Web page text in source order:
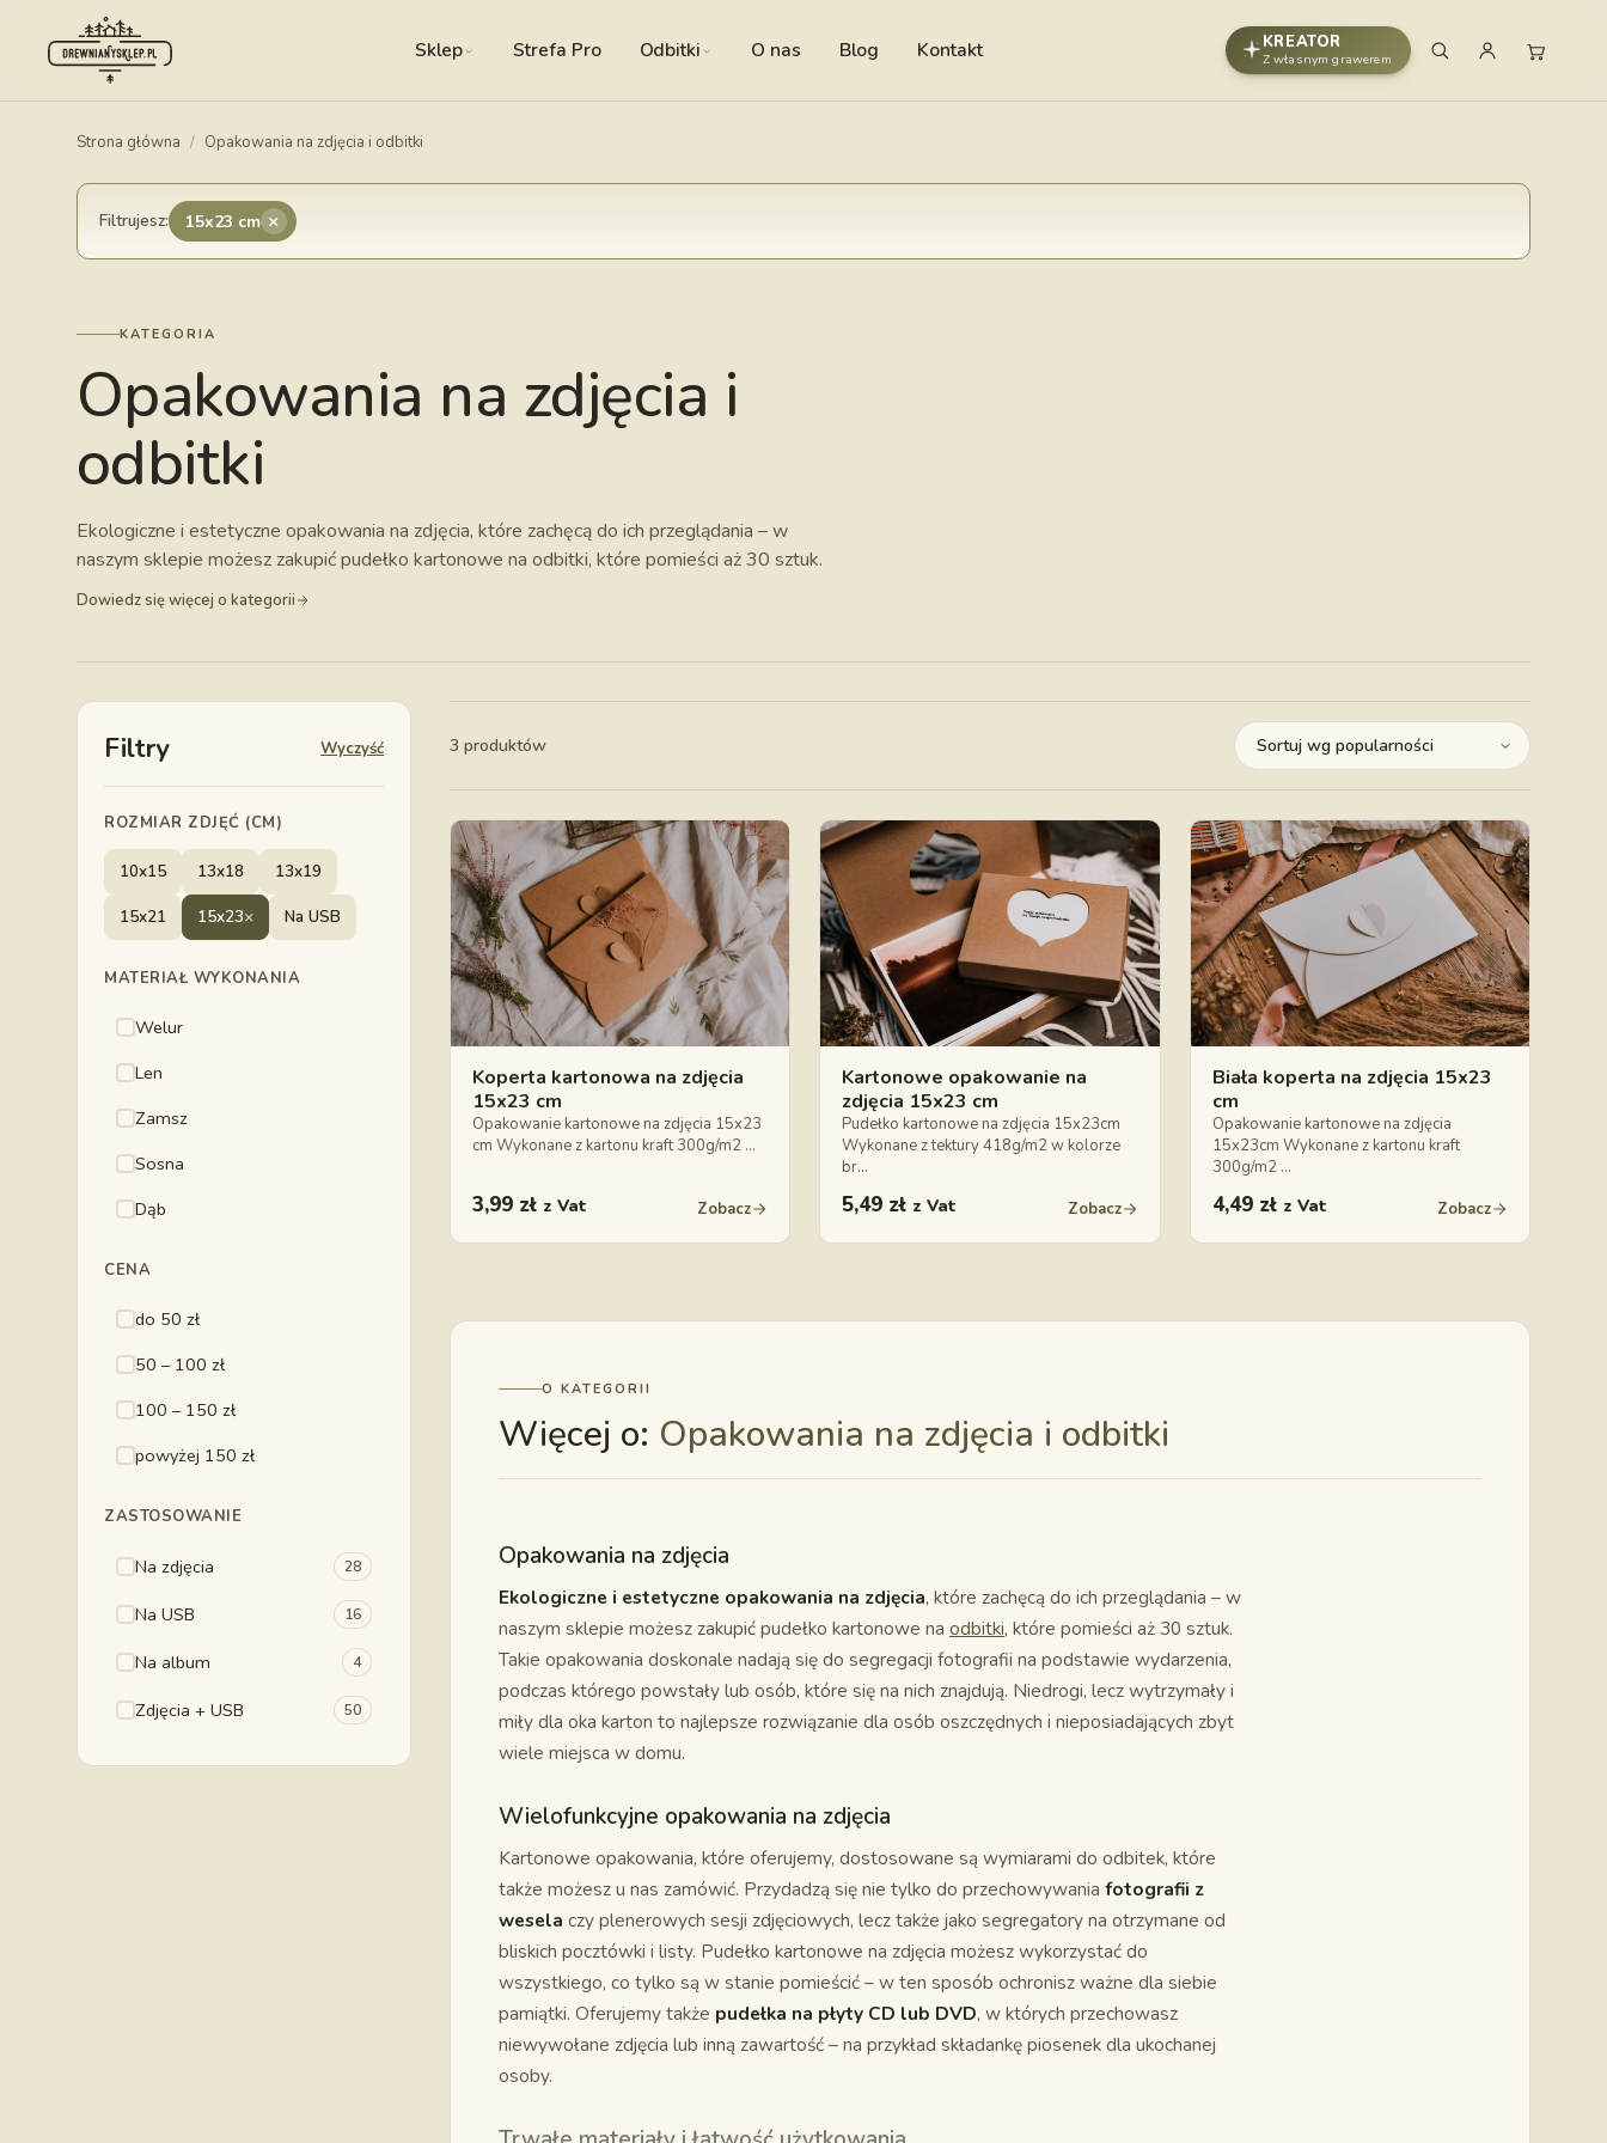
Sklep Strefa Pro Odbitki O nas Blog Kontakt KREATOR
Z własnym grawerem
Strona główna / Opakowania na zdjęcia i odbitki
Filtrujesz: 15x23 cm ×
KATEGORIA
Opakowania na zdjęcia i
odbitki
Ekologiczne i estetyczne opakowania na zdjęcia, które zachęcą do ich przeglądania – w
naszym sklepie możesz zakupić pudełko kartonowe na odbitki, które pomieści aż 30 sztuk.
Dowiedz się więcej o kategorii
Filtry Wyczyść
ROZMIAR ZDJĘĆ (CM)
10x15 13x18
13x19
15x21
15x23× Na USB
MATERIAŁ WYKONANIA
Welur
Len
Zamsz
Sosna
Dąb
CENA
do 50 zł
50 – 100 zł
100 – 150 zł
powyżej 150 zł
ZASTOSOWANIE
Na zdjęcia 28
Na USB 16
Na album 4
Zdjęcia + USB 50
3 produktów
Koperta kartonowa na zdjęcia
15x23 cm
Opakowanie kartonowe na zdjęcia 15x23
cm Wykonane z kartonu kraft 300g/m2 …
3,99 zł z Vat Zobacz
Kartonowe opakowanie na
zdjęcia 15x23 cm
Pudełko kartonowe na zdjęcia 15x23cm
Wykonane z tektury 418g/m2 w kolorze
br…
5,49 zł z Vat Zobacz
Biała koperta na zdjęcia 15x23
cm
Opakowanie kartonowe na zdjęcia
15x23cm Wykonane z kartonu kraft
300g/m2 …
4,49 zł z Vat Zobacz
O KATEGORII
Więcej o: Opakowania na zdjęcia i odbitki
Opakowania na zdjęcia
Ekologiczne i estetyczne opakowania na zdjęcia, które zachęcą do ich przeglądania – w
naszym sklepie możesz zakupić pudełko kartonowe na odbitki, które pomieści aż 30 sztuk.
Takie opakowania doskonale nadają się do segregacji fotografii na podstawie wydarzenia,
podczas którego powstały lub osób, które się na nich znajdują. Niedrogi, lecz wytrzymały i
miły dla oka karton to najlepsze rozwiązanie dla osób oszczędnych i nieposiadających zbyt
wiele miejsca w domu.
Wielofunkcyjne opakowania na zdjęcia
Kartonowe opakowania, które oferujemy, dostosowane są wymiarami do odbitek, które
także możesz u nas zamówić. Przydadzą się nie tylko do przechowywania fotografii z
wesela czy plenerowych sesji zdjęciowych, lecz także jako segregatory na otrzymane od
bliskich pocztówki i listy. Pudełko kartonowe na zdjęcia możesz wykorzystać do
wszystkiego, co tylko są w stanie pomieścić – w ten sposób ochronisz ważne dla siebie
pamiątki. Oferujemy także pudełka na płyty CD lub DVD, w których przechowasz
niewywołane zdjęcia lub inną zawartość – na przykład składankę piosenek dla ukochanej
osoby.